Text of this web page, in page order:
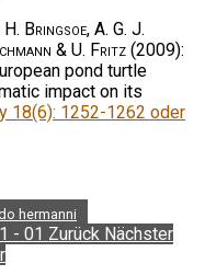
Bringsoe, A. G. J.
& U. Fritz (2009):
pond turtle
impact on its
18(6): 1252-1262 oder
hermanni
- 01 Zurück Nächster